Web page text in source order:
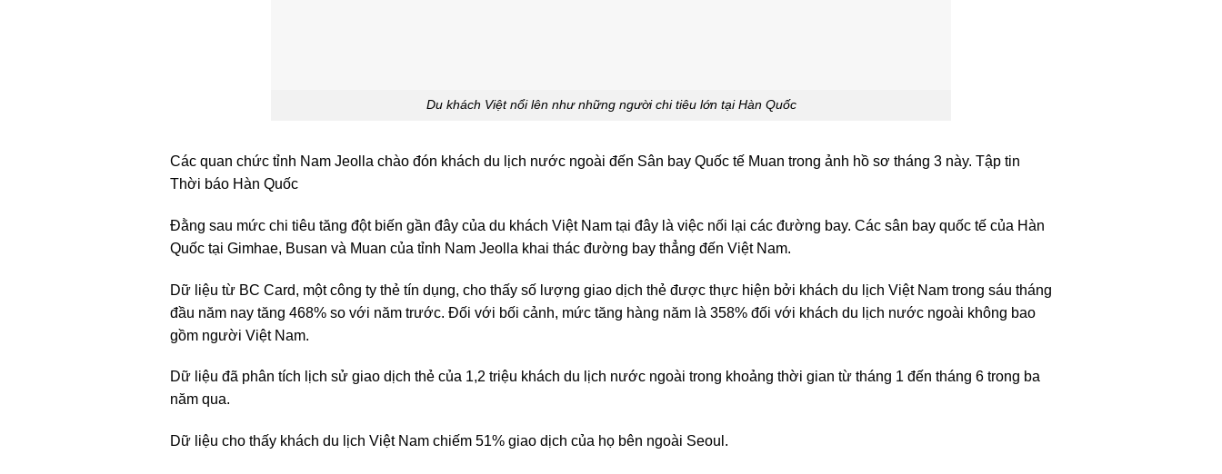
Du khách Việt nổi lên như những người chi tiêu lớn tại Hàn Quốc
Các quan chức tỉnh Nam Jeolla chào đón khách du lịch nước ngoài đến Sân bay Quốc tế Muan trong ảnh hồ sơ tháng 3 này. Tập tin
Thời báo Hàn Quốc
Đằng sau mức chi tiêu tăng đột biến gần đây của du khách Việt Nam tại đây là việc nối lại các đường bay. Các sân bay quốc tế của Hàn
Quốc tại Gimhae, Busan và Muan của tỉnh Nam Jeolla khai thác đường bay thẳng đến Việt Nam.
Dữ liệu từ BC Card, một công ty thẻ tín dụng, cho thấy số lượng giao dịch thẻ được thực hiện bởi khách du lịch Việt Nam trong sáu tháng
đầu năm nay tăng 468% so với năm trước. Đối với bối cảnh, mức tăng hàng năm là 358% đối với khách du lịch nước ngoài không bao
gồm người Việt Nam.
Dữ liệu đã phân tích lịch sử giao dịch thẻ của 1,2 triệu khách du lịch nước ngoài trong khoảng thời gian từ tháng 1 đến tháng 6 trong ba
năm qua.
Dữ liệu cho thấy khách du lịch Việt Nam chiếm 51% giao dịch của họ bên ngoài Seoul.